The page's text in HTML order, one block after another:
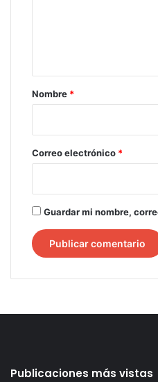
r
*
Nombre *
Correo electrónico *
Guardar mi nombre,
Publicaciones más vistas